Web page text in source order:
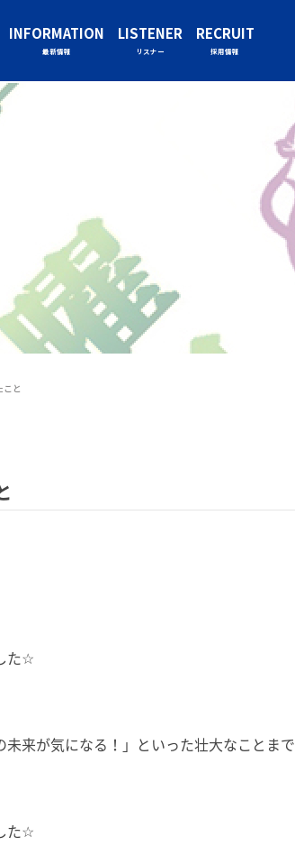
INFORMATION
最新情報
LISTENER
リスナー
RECRUIT
採用情報
と
た☆
来が気になる！」といった壮大なことまで
た☆